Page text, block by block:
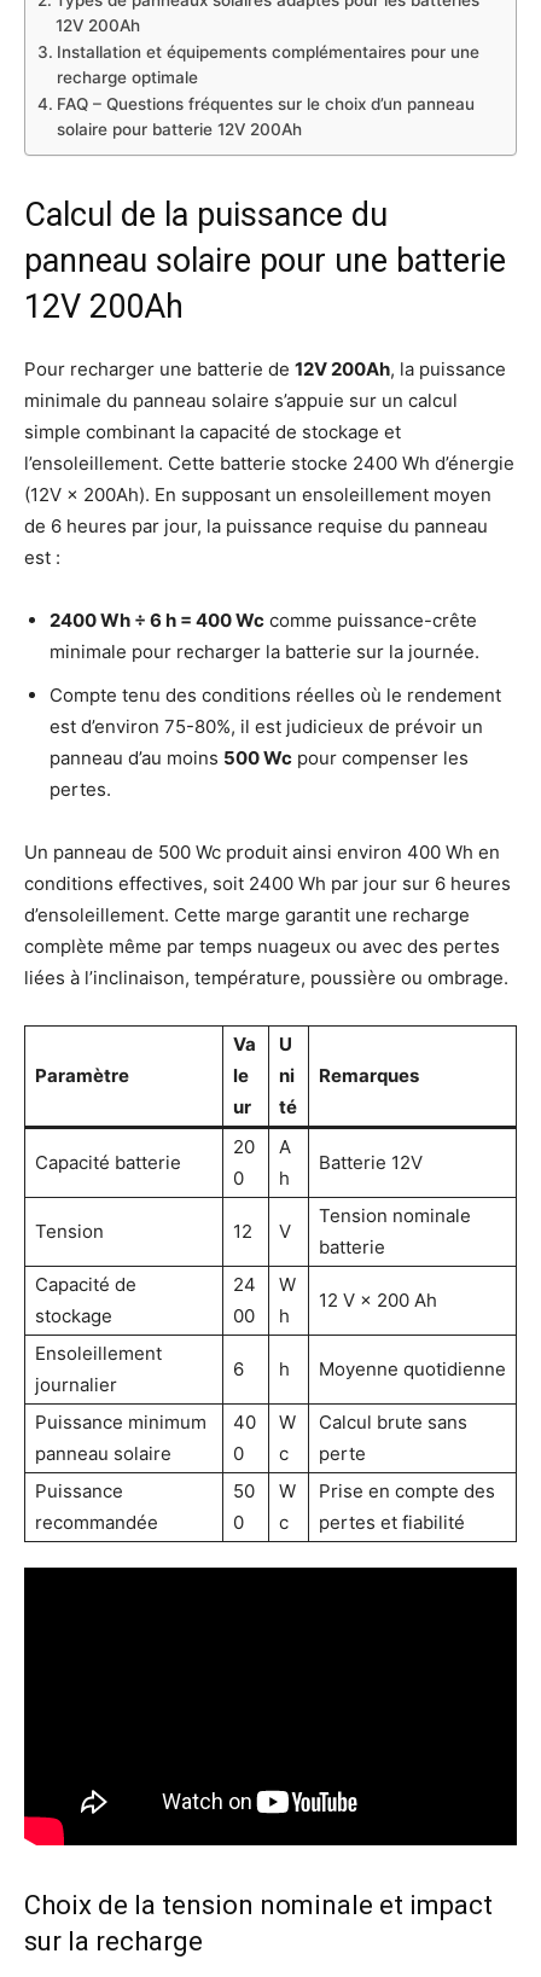
12V 200Ah
Installation et équipements complémentaires pour une
recharge optimale
FAQ – Questions fréquentes sur le choix d’un panneau
solaire pour batterie 12V 200Ah
Calcul de la puissance du
panneau solaire pour une batterie
12V 200Ah
Pour recharger une batterie de 12V 200Ah, la puissance
minimale du panneau solaire s’appuie sur un calcul
simple combinant la capacité de stockage et
l’ensoleillement. Cette batterie stocke 2400 Wh d’énergie
(12V × 200Ah). En supposant un ensoleillement moyen
de 6 heures par jour, la puissance requise du panneau
est :
2400 Wh ÷ 6 h = 400 Wc comme puissance-crête
minimale pour recharger la batterie sur la journée.
Compte tenu des conditions réelles où le rendement
est d’environ 75-80%, il est judicieux de prévoir un
panneau d’au moins 500 Wc pour compenser les
pertes.
Un panneau de 500 Wc produit ainsi environ 400 Wh en
conditions effectives, soit 2400 Wh par jour sur 6 heures
d’ensoleillement. Cette marge garantit une recharge
complète même par temps nuageux ou avec des pertes
liées à l’inclinaison, température, poussière ou ombrage.
Paramètre
Va
le
ur
U
ni
té
Remarques
Capacité batterie
20
0
A
h
Batterie 12V
Tension 12 V
Tension nominale
batterie
Capacité de
stockage
24
00
W
h
12 V × 200 Ah
Ensoleillement
journalier
6 h Moyenne quotidienne
Puissance minimum
panneau solaire
40
0
W
c
Calcul brute sans
perte
Puissance
recommandée
50
0
W
c
Prise en compte des
pertes et fiabilité
Choix de la tension nominale et impact
sur la recharge